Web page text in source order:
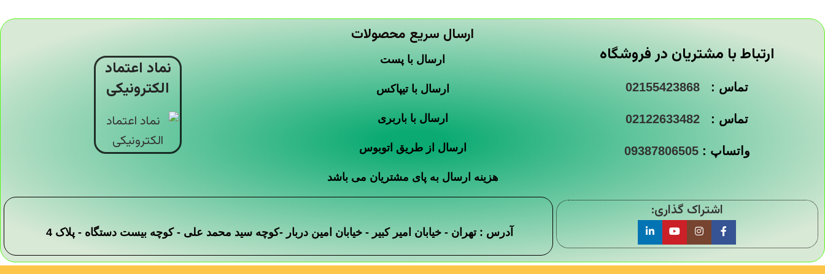
ارتباط با مشتریان در فروشگاه
تماس : 02155423868
تماس : 02122633482
واتساپ :09387806505
ارسال سریع محصولات
ارسال با پست
ارسال با تیپاکس
ارسال با باربری
ارسال از طریق اتوبوس
هزینه ارسال به پای مشتریان می باشد
نماد اعتماد
الکترونیکی
اشتراک گذاری:
آدرس : تهران - خیابان امیر کبیر - خیابان امین دربار -کوچه سید محمد علی - کوچه بیست دستگاه - پلاک 4